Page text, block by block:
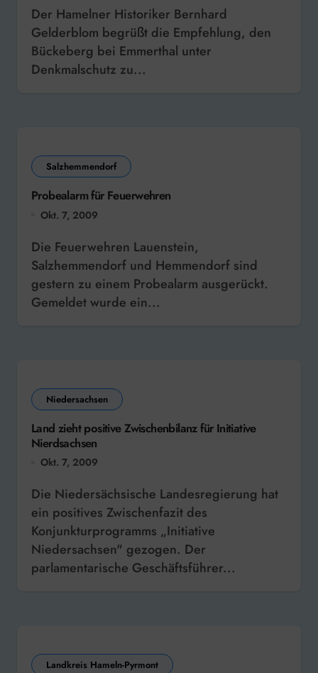
Der Hamelner Historiker Bernhard
Gelderblom begrüßt die Empfehlung, den
Bückeberg bei Emmerthal unter
Denkmalschutz zu...
Salzhemmendorf
Probealarm für Feuerwehren
Okt. 7, 2009
Die Feuerwehren Lauenstein,
Salzhemmendorf und Hemmendorf sind
gestern zu einem Probealarm ausgerückt.
Gemeldet wurde ein...
Niedersachsen
Land zieht positive Zwischenbilanz für Initiative
Nierdsachsen
Okt. 7, 2009
Die Niedersächsische Landesregierung hat
ein positives Zwischenfazit des
Konjunkturprogramms „Initiative
Niedersachsen" gezogen. Der
parlamentarische Geschäftsführer...
Landkreis Hameln-Pyrmont